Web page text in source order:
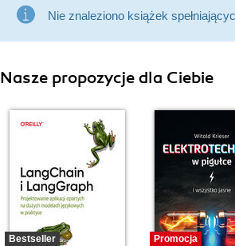
Nie znaleziono książek
Nasze propozycje dla Ciebie
Bestseller
Promocja